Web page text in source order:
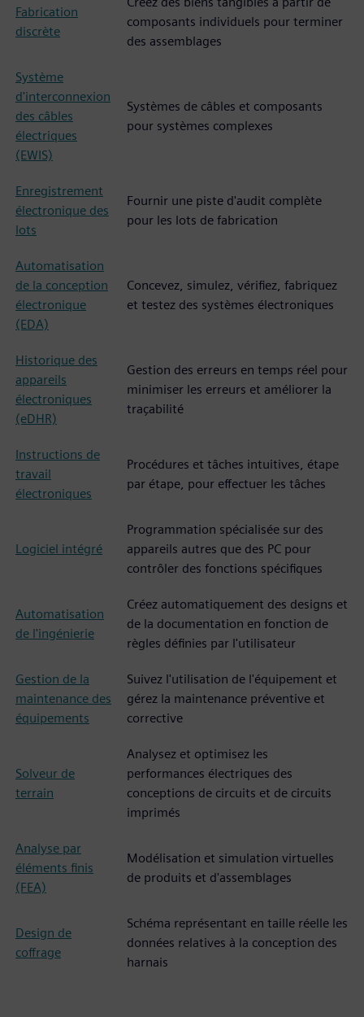
Fabrication
discrète
composants individuels pour terminer
des assemblages
Système
d'interconnexion
des câbles
électriques
(EWIS)
Systèmes de câbles et composants
pour systèmes complexes
Enregistrement
électronique des
lots
Fournir une piste d'audit complète
pour les lots de fabrication
Automatisation
de la conception
électronique
(EDA)
Concevez, simulez, vérifiez, fabriquez
et testez des systèmes électroniques
Historique des
appareils
électroniques
(eDHR)
Gestion des erreurs en temps réel pour
minimiser les erreurs et améliorer la
traçabilité
Instructions de
travail
électroniques
Procédures et tâches intuitives, étape
par étape, pour effectuer les tâches
Logiciel intégré
Programmation spécialisée sur des
appareils autres que des PC pour
contrôler des fonctions spécifiques
Automatisation
de l'ingénierie
Créez automatiquement des designs et
de la documentation en fonction de
règles définies par l'utilisateur
Gestion de la
maintenance des
équipements
Suivez l'utilisation de l'équipement et
gérez la maintenance préventive et
corrective
Solveur de
terrain
Analysez et optimisez les
performances électriques des
conceptions de circuits et de circuits
imprimés
Analyse par
éléments finis
(FEA)
Modélisation et simulation virtuelles
de produits et d'assemblages
Design de
coffrage
Schéma représentant en taille réelle les
données relatives à la conception des
harnais